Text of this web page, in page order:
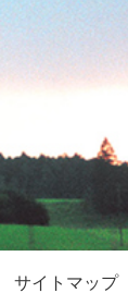
サイトマップ